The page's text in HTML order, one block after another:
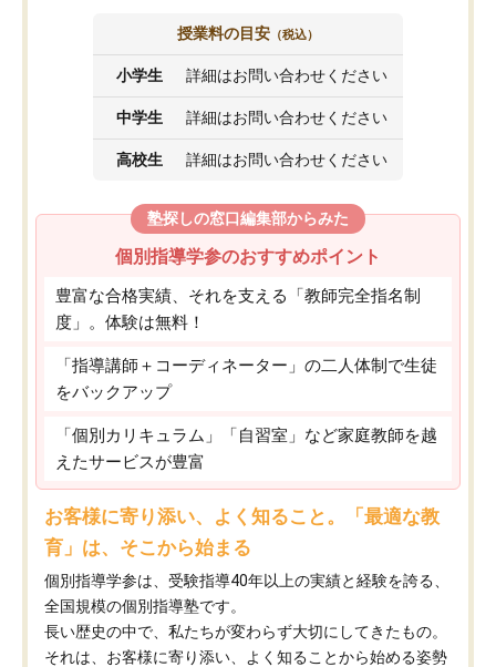
授業料の目安 （税込）
小学生 詳細はお問い合わせください
中学生 詳細はお問い合わせください
高校生 詳細はお問い合わせください
塾探しの窓口編集部からみた
個別指導学参のおすすめポイント
豊富な合格実績、それを支える「教師完全指名制
度」。体験は無料！
「指導講師＋コーディネーター」の二人体制で生徒
をバックアップ
「個別カリキュラム」「自習室」など家庭教師を越
えたサービスが豊富
お客様に寄り添い、よく知ること。「最適な教
育」は、そこから始まる
個別指導学参は、受験指導40年以上の実績と経験を誇る、
全国規模の個別指導塾です。
長い歴史の中で、私たちが変わらず大切にしてきたもの。
それは、お客様に寄り添い、よく知ることから始める姿勢